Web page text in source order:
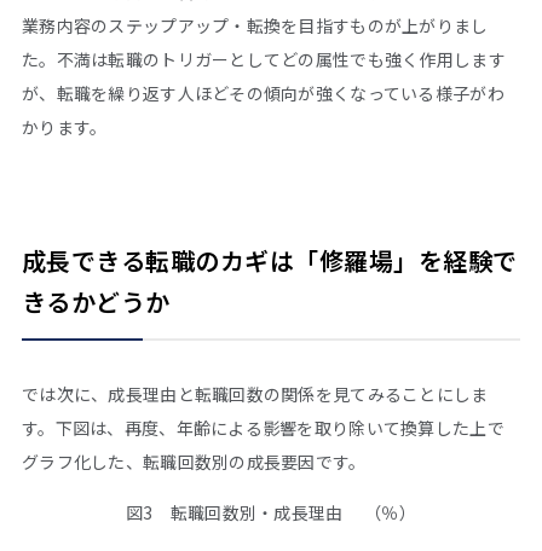
業務内容のステップアップ・転換を目指すものが上がりまし
た。不満は転職のトリガーとしてどの属性でも強く作用します
が、転職を繰り返す人ほどその傾向が強くなっている様子がわ
かります。
成長できる転職のカギは「修羅場」を経験で
きるかどうか
では次に、成長理由と転職回数の関係を見てみることにしま
す。下図は、再度、年齢による影響を取り除いて換算した上で
グラフ化した、転職回数別の成長要因です。
図3 転職回数別・成長理由 （％）